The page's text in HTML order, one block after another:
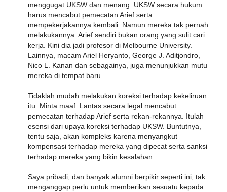
menggugat UKSW dan menang. UKSW secara hukum
harus mencabut pemecatan Arief serta
mempekerjakannya kembali. Namun mereka tak pernah
melakukannya. Arief sendiri bukan orang yang sulit cari
kerja. Kini dia jadi profesor di Melbourne University.
Lainnya, macam Ariel Heryanto, George J. Aditjondro,
Nico L. Kanan dan sebagainya, juga menunjukkan mutu
mereka di tempat baru.
Tidaklah mudah melakukan koreksi terhadap kekeliruan
itu. Minta maaf. Lantas secara legal mencabut
pemecatan terhadap Arief serta rekan-rekannya. Itulah
esensi dari upaya koreksi terhadap UKSW. Buntutnya,
tentu saja, akan kompleks karena menyangkut
kompensasi terhadap mereka yang dipecat serta sanksi
terhadap mereka yang bikin kesalahan.
Saya pribadi, dan banyak alumni berpikir seperti ini, tak
menganggap perlu untuk memberikan sesuatu kepada